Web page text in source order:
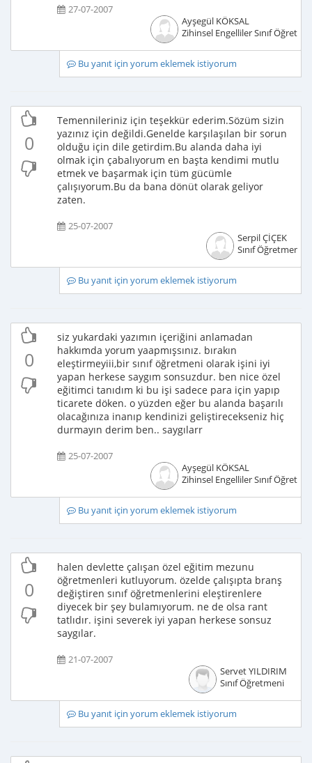
27-07-2007
Ayşegül KÖKSAL
Zihinsel Engelliler Sınıf
Bu yanıt için yorum eklemek istiyorum
0
Temennileriniz için teşekkür ederim.Sözüm sizin
yazınız için değildi.Genelde karşılaşılan bir sorun
olduğu için dile getirdim.Bu alanda daha iyi
olmak için çabalıyorum en başta kendimi mutlu
etmek ve başarmak için tüm gücümle
çalışıyorum.Bu da bana dönüt olarak geliyor
zaten.
25-07-2007
Serpil ÇİÇEK
Sınıf Öğretmeni
Bu yanıt için yorum eklemek istiyorum
0
siz yukardaki yazımın içeriğini anlamadan
hakkımda yorum yaapmışsınız. bırakın
eleştirmeyiii,bir sınıf öğretmeni olarak işini iyi
yapan herkese saygım sonsuzdur. ben nice özel
eğitimci tanıdım ki bu işi sadece para için yapıp
ticarete döken. o yüzden eğer bu alanda başarılı
olacağınıza inanıp kendinizi geliştirecekseniz hiç
durmayın derim ben.. saygılarr
25-07-2007
Ayşegül KÖKSAL
Zihinsel Engelliler Sınıf
Bu yanıt için yorum eklemek istiyorum
0
halen devlette çalışan özel eğitim mezunu
öğretmenleri kutluyorum. özelde çalışıpta branş
değiştiren sınıf öğretmenlerini eleştirenlere
diyecek bir şey bulamıyorum. ne de olsa rant
tatlıdır. işini severek iyi yapan herkese sonsuz
saygılar.
21-07-2007
Servet YILDIRIM
Sınıf Öğretmeni
Bu yanıt için yorum eklemek istiyorum